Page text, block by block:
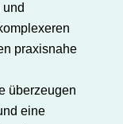
praxisnahe
überzeugen
eine